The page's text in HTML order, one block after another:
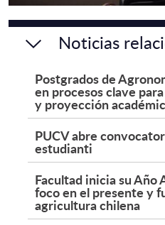
Noticias
Postgrados de
en procesos clave
y proyección
PUCV abre
estudianti
Facultad inicia su Año
foco en el presente y
agricultura chilena